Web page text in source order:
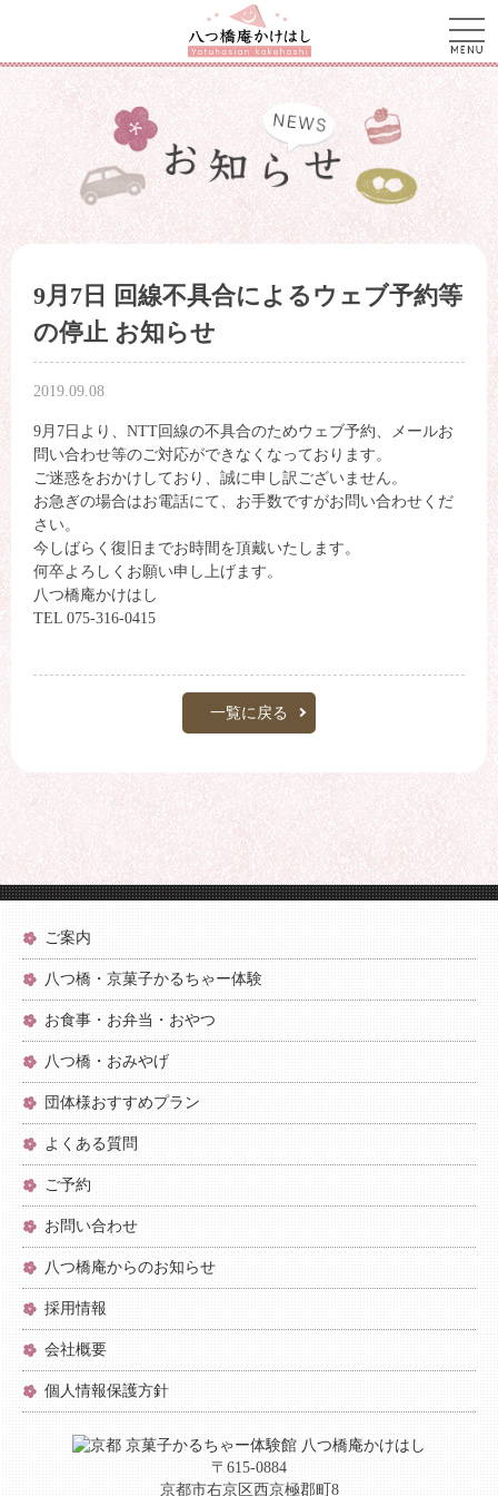
9月7日 回線不具合によるウェブ予約等
の停止 お知らせ
2019.09.08
9月7日より、NTT回線の不具合のためウェブ予約、メールお
問い合わせ等のご対応ができなくなっております。
ご迷惑をおかけしており、誠に申し訳ございません。
お急ぎの場合はお電話にて、お手数ですがお問い合わせくだ
さい。
今しばらく復旧までお時間を頂戴いたします。
何卒よろしくお願い申し上げます。
八つ橋庵かけはし
TEL 075-316-0415
一覧に戻る
ご案内
八つ橋・京菓子かるちゃー体験
お食事・お弁当・おやつ
八つ橋・おみやげ
団体様おすすめプラン
よくある質問
ご予約
お問い合わせ
八つ橋庵からのお知らせ
採用情報
会社概要
個人情報保護方針
〒615-0884
京都市右京区西京極郡町8